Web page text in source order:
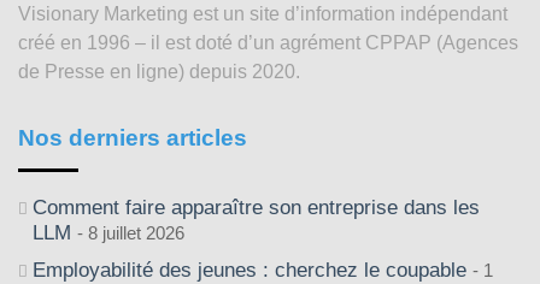
2003
Visionary Marketing est un site d’information indépendant
créé en 1996 – il est doté d’un agrément CPPAP (Agences
de Presse en ligne) depuis 2020.
Nos derniers articles
Comment faire apparaître son entreprise dans les
LLM
8 juillet 2026
Employabilité des jeunes : cherchez le coupable
1